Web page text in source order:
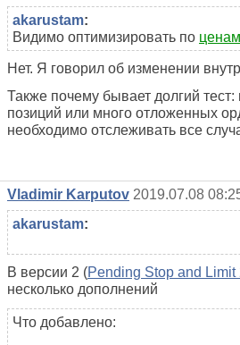
akarustam:
Видимо оптимизировать по
Нет. Я говорил об изменении
Также почему бывает долгий
позиций или много отложенных
необходимо отслеживать все
Vladimir Karputov 2019.07.08
akarustam:
В версии 2 (Pending Stop and Limit
несколько дополнений
Что добавлено: